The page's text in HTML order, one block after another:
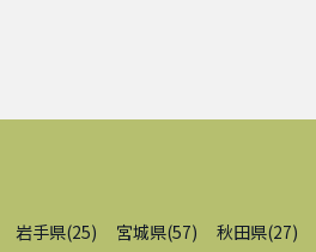
岩手県(25) 宮城県(57) 秋田県(27)